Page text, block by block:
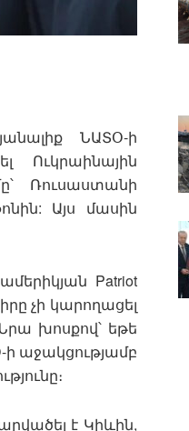
ՆԱՏՕ-ի
Ուկրաինային
Ռուսաստանի
Այս մասին
Patriot
չի կարողացել
խոսքով՝ եթե
աջակցությամբ
է Կիևին,